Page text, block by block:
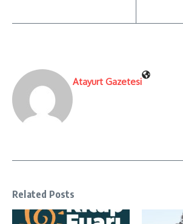
Atayurt Gazetesi
Related Posts